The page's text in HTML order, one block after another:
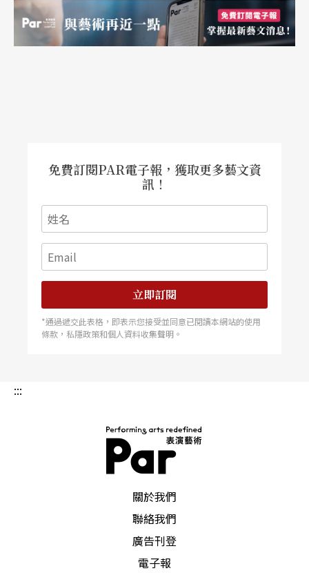
中解脫出來。在這一段，我用一個「井」來作爲象
徵，這個井是連結著這個世界與其他世界的通道，
意的。同時我想請問：妳目前正在進行的創作是什
明年三月時我將推出一個大型的製作──就是
靈感來自於近松的《曾根崎殉情記》以及弗洛柯的
詩作／Blood Wedding的同名作品。我將選用佛朗
明哥與歌舞伎作爲兩個主要的視覺動力，在目前爲
止的計畫裏，這兩種表演方式是不會互相交叉出現
事實上，這齣戲同時還會有別於佛朗明哥與歌舞伎
與歌舞伎的對立之中產生張力的表演方式，我很期
待在這三者之間的試驗，引導我們把近松與弗洛柯
免費訂閱PAR電子報，獲取更多藝文資
訊！
立即訂閱
*通過遞交此表格，即表示您接受並同意已閱讀本網站的使用
條款，私隱政策和個人資料收集聲明。
:::
關於我們
聯絡我們
廣告刊登
電子報